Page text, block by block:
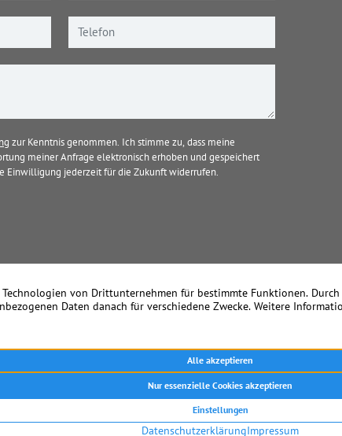
zur Kenntnis genommen. Ich stimme zu, dass meine
meiner Anfrage elektronisch erhoben und gespeichert
Einwilligung jederzeit für die Zukunft widerrufen.